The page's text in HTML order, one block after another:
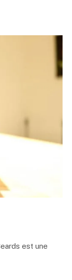
est une